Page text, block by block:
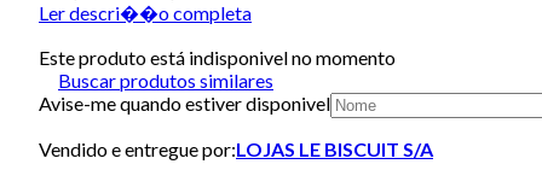
Ler descri��o completa
Este produto está indisponivel no momento
Buscar produtos similares
Avise-me quando estiver disponivel
Vendido e entregue por:LOJAS LE BISCUIT S/A